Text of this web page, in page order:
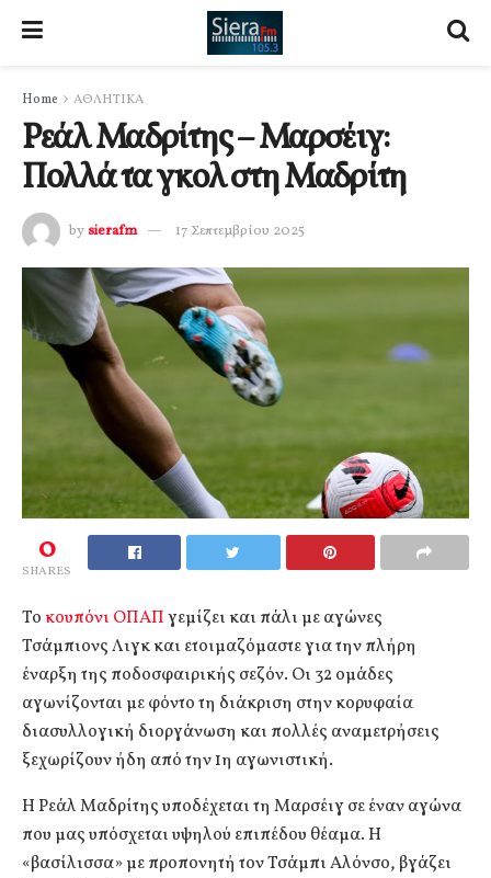
Home ΑΘΛΗΤΙΚΑ
Ρεάλ Μαδρίτης – Μαρσέιγ:
Πολλά τα γκολ στη Μαδρίτη
by sierafm 17 Σεπτεμβρίου 2025
0
SHARES
Τοκουπόνι ΟΠΑΠγεμίζει και πάλι με αγώνες
Τσάμπιονς Λιγκ και ετοιμαζόμαστε για την πλήρη
έναρξη της ποδοσφαιρικής σεζόν. Οι 32 ομάδες
αγωνίζονται με φόντο τη διάκριση στην κορυφαία
διασυλλογική διοργάνωση και πολλές αναμετρήσεις
ξεχωρίζουν ήδη από την 1η αγωνιστική.
Η Ρεάλ Μαδρίτης υποδέχεται τη Μαρσέιγ σε έναν αγώνα
που μας υπόσχεται υψηλού επιπέδου θέαμα. Η
«βασίλισσα» με προπονητή τον Τσάμπι Αλόνσο, βγάζει